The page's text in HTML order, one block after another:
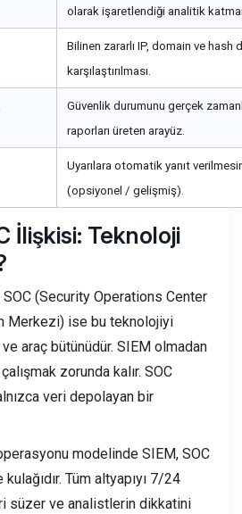
olarak işaretlendiği analitik
Bilinen zararlı IP, domain ve
karşılaştırılması.
Güvenlik durumunu gerçek
raporları üreten arayüz.
Uyarılara otomatik yanıt
(opsiyonel / gelişmiş).
İlişkisi: Teknoloji
(Security Operations Center
Merkezi) ise bu teknolojiyi
araç bütünüdür. SIEM olmadan
zorunda kalır. SOC
veri depolayan bir
modelinde SIEM, SOC
Tüm altyapıyı 7/24
süzer ve analistlerin dikkatini